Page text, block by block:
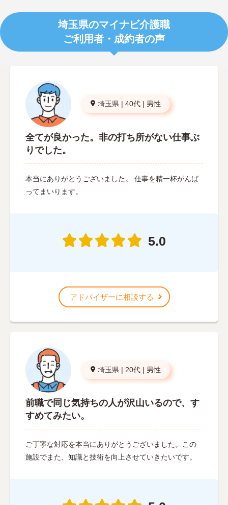
埼玉県のマイナビ介護職
ご利用者・成約者の声
埼玉県 | 40代 | 男性
全てが良かった。非の打ち所がない仕事ぶ
りでした。
本当にありがとうございました。 仕事を精一杯がんば
ってまいります。
5.0
アドバイザーに相談する
埼玉県 | 20代 | 男性
前職で同じ気持ちの人が沢山いるので、す
すめてみたい。
ご丁寧な対応を本当にありがとうございました。この
施設でまた、知識と技術を向上させていきたいです。